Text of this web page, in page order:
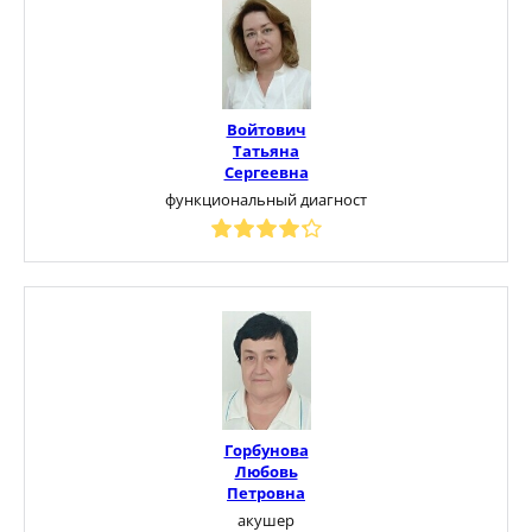
Войтович
Татьяна
Сергеевна
функциональный диагност
Горбунова
Любовь
Петровна
акушер